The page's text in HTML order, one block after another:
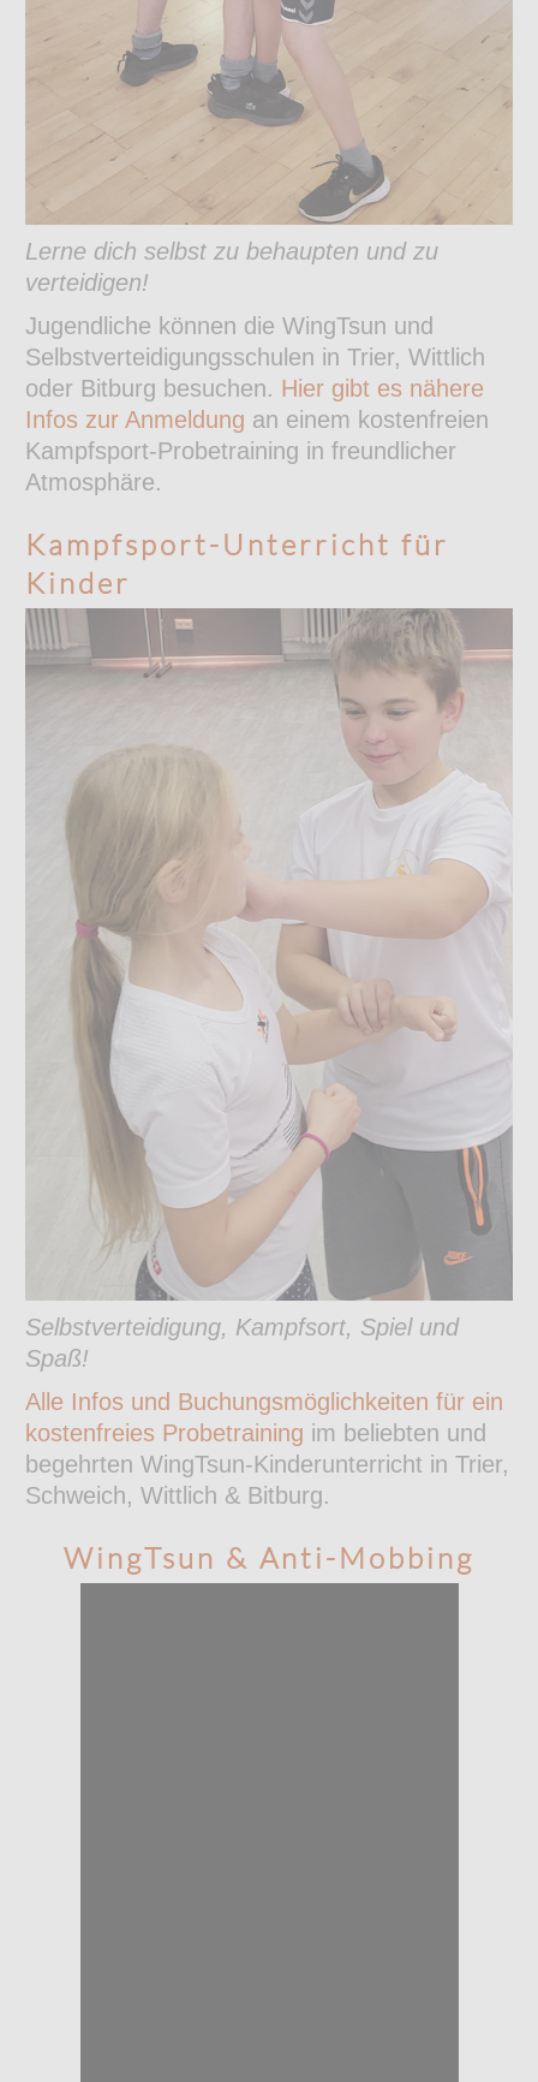
Lerne dich selbst zu behaupten und zu
verteidigen!
Jugendliche können die WingTsun und
Selbstverteidigungsschulen in Trier, Wittlich
oder Bitburg besuchen. Hier gibt es nähere
Infos zur Anmeldung an einem kostenfreien
Kampfsport-Probetraining in freundlicher
Atmosphäre.
Kampfsport-Unterricht für
Kinder
Selbstverteidigung, Kampfsort, Spiel und
Spaß!
Alle Infos und Buchungsmöglichkeiten für ein
kostenfreies Probetraining im beliebten und
begehrten WingTsun-Kinderunterricht in Trier,
Schweich, Wittlich & Bitburg.
WingTsun & Anti-Mobbing